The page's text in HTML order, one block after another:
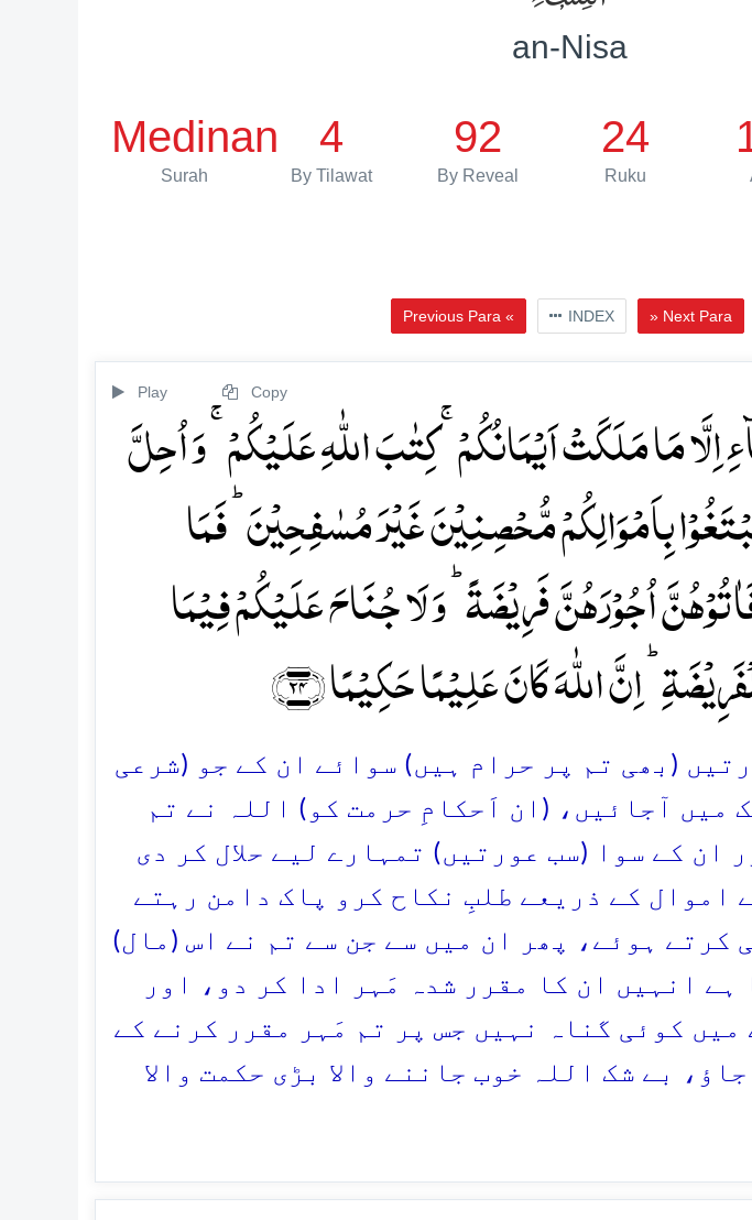
an-Nisa
Medinan
Surah
4
By Tilawat
92
By Reveal
24
Ruku
Previous Para « INDEX » Next Para
Play Copy
مَا مَلَکَتۡ اَیۡمَانُکُمۡ ۚ کِتٰبَ اللّٰہِ عَلَیۡکُمۡ ۚ وَ اُحِلَّ
بِاَمۡوَالِکُمۡ مُّحۡصِنِیۡنَ غَیۡرَ مُسٰفِحِیۡنَ ؕ فَمَا
اُجُوۡرَہُنَّ فَرِیۡضَۃً ؕ وَ لَا جُنَاحَ عَلَیۡکُمۡ فِیۡمَا
اِنَّ اللّٰہَ کَانَ عَلِیۡمًا حَکِیۡمًا ﴿۲۴﴾
(بھی تم پر حرام ہیں) سوائے ان کے جو (شرعی
میں آجائیں، (ان اَحکامِ حرمت کو) اللہ نے تم
ان کے سوا (سب عورتیں) تمہارے لیے حلال کر دی
اموال کے ذریعے طلبِ نکاح کرو پاک دامن رہتے
کرتے ہوئے، پھر ان میں سے جن سے تم نے اس (مال)
ہے انہیں ان کا مقرر شدہ مَہر ادا کر دو، اور
میں کوئی گناہ نہیں جس پر تم مَہر مقرر کرنے کے
بے شک اللہ خوب جاننے والا بڑی حکمت والا